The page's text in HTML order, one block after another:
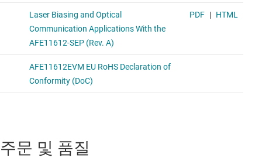
주문 및 품질